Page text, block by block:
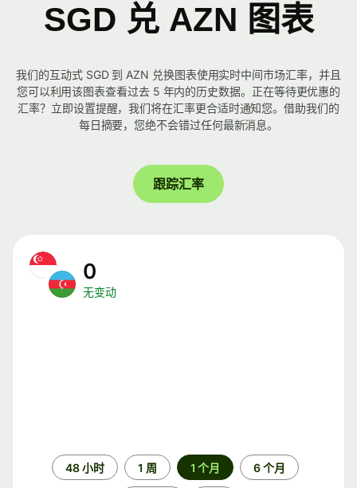
SGD 兑 AZN 图表
我们的互动式 SGD 到 AZN 兑换图表使用实时中间市场汇率，并且
您可以利用该图表查看过去 5 年内的历史数据。正在等待更优惠的
汇率？立即设置提醒，我们将在汇率更合适时通知您。借助我们的
每日摘要，您绝不会错过任何最新消息。
跟踪汇率
0
无变动
48 小时 1 周 1 个月 6 个月